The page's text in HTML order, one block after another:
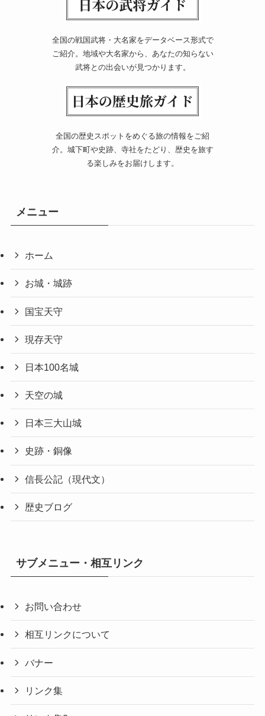
全国の戦国武将・大名家をデータベース形式で
ご紹介。地域や大名家から、あなたの知らない
武将との出会いが見つかります。
全国の歴史スポットをめぐる旅の情報をご紹
介。城下町や史跡、寺社をたどり、歴史を旅す
る楽しみをお届けします。
メニュー
ホーム
お城・城跡
国宝天守
現存天守
日本100名城
天空の城
日本三大山城
史跡・銅像
信長公記（現代文）
歴史ブログ
サブメニュー・相互リンク
お問い合わせ
相互リンクについて
バナー
リンク集